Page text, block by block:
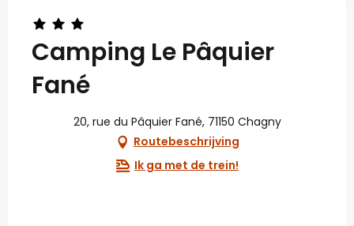
Camping Le Pâquier
Fané
20, rue du Pâquier Fané, 71150 Chagny
Routebeschrijving
Ik ga met de trein!